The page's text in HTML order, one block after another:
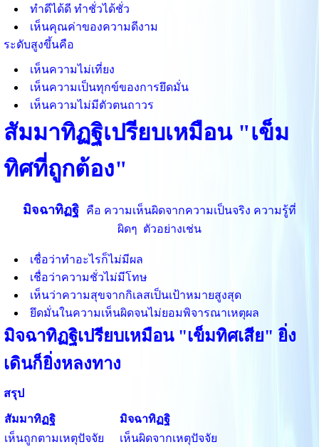
ทำดีได้ดี ทำชั่วได้ชั่ว
เห็นคุณค่าของความดีงาม
ระดับสูงขึ้นคือ
เห็นความไม่เที่ยง
เห็นความเป็นทุกข์ของการยึดมั่น
เห็นความไม่มีตัวตนถาวร
สัมมาทิฏฐิเปรียบเหมือน "เข็ม
ทิศที่ถูกต้อง"
มิจฉาทิฏฐิ
คือ ความเห็นผิดจากความเป็นจริง ความรู้ที่
ผิดๆ ตัวอย่างเช่น
เชื่อว่าทำอะไรก็ไม่มีผล
เชื่อว่าความชั่วไม่มีโทษ
เห็นว่าความสุขจากกิเลสเป็นเป้าหมายสูงสุด
ยึดมั่นในความเห็นผิดจนไม่ยอมพิจารณาเหตุผล
มิจฉาทิฏฐิเปรียบเหมือน "เข็มทิศเสีย" ยิ่ง
เดินก็ยิ่งหลงทาง
สรุป
สัมมาทิฏฐิ
มิจฉาทิฏฐิ
เห็นถูกตามเหตุปัจจัย
เห็นผิดจากเหตุปัจจัย